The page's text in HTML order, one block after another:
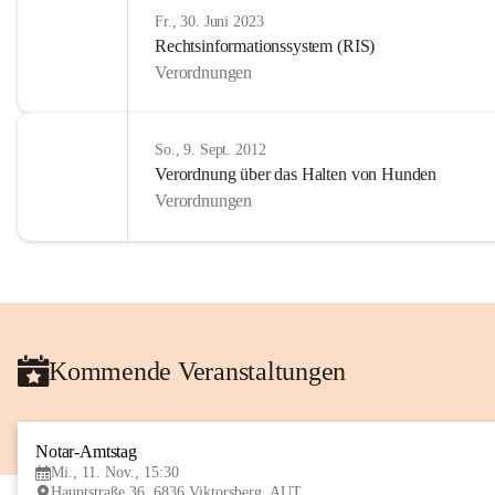
Fr., 30. Juni 2023
Rechtsinformationssystem (RIS)
Verordnungen
So., 9. Sept. 2012
Verordnung über das Halten von Hunden
Verordnungen
Kommende Veranstaltungen
Notar-Amtstag
Mi., 11. Nov., 15:30